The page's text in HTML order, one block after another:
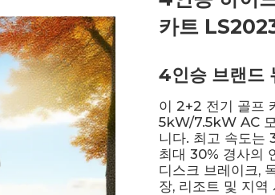
카트
4인승 브랜드
이 2+2 전기 골프
5kW/7.5kW AC
니다. 최고 속도는
최대 30% 경사의
디스크 브레이크,
장, 리조트 및 지역